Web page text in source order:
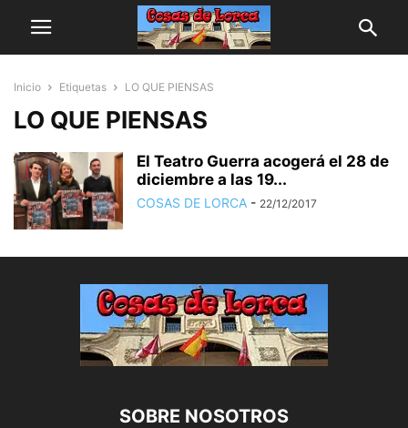
Inicio Etiquetas LO QUE PIENSAS
LO QUE PIENSAS
El Teatro Guerra acogerá el 28 de
diciembre a las 19...
COSAS DE LORCA - 22/12/2017
SOBRE NOSOTROS